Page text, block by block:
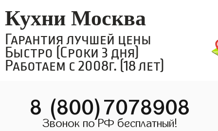
Кухни Москва
Гарантия лучшей цены
Быстро (Сроки 3 дня)
Работаем с 2008г. (18 лет)
8 (800)7078908
Звонок по РФ бесплатный!